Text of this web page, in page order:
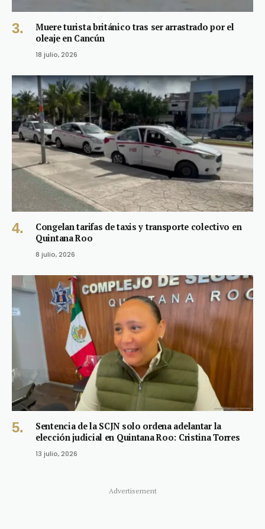
Muere turista británico tras ser arrastrado por el
oleaje en Cancún
18 julio, 2026
Congelan tarifas de taxis y transporte colectivo en
Quintana Roo
8 julio, 2026
Sentencia de la SCJN solo ordena adelantar la
elección judicial en Quintana Roo: Cristina Torres
13 julio, 2026
Advertisement